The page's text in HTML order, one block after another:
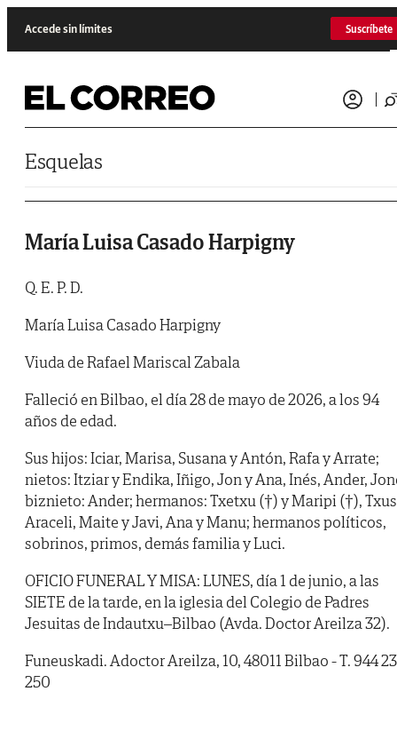
Accede sin límites Suscríbete
Esquelas
María Luisa Casado Harpigny
Q. E. P. D.
María Luisa Casado Harpigny
Viuda de Rafael Mariscal Zabala
Falleció en Bilbao, el día 28 de mayo de 2026, a los 94
años de edad.
Sus hijos: Iciar, Marisa, Susana y Antón, Rafa y Arrate;
nietos: Itziar y Endika, Iñigo, Jon y Ana, Inés, Ander,
biznieto: Ander; hermanos: Txetxu (†) y Maripi (†),
Araceli, Maite y Javi, Ana y Manu; hermanos políticos,
sobrinos, primos, demás familia y Luci.
OFICIO FUNERAL Y MISA: LUNES, día 1 de junio, a las
SIETE de la tarde, en la iglesia del Colegio de Padres
Jesuitas de Indautxu–Bilbao (Avda. Doctor Areilza 32).
Funeuskadi. Adoctor Areilza, 10, 48011 Bilbao - T. 944
250